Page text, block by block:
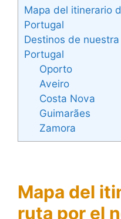
Mapa del itinerario
Portugal
Destinos de
Portugal
Oporto
Aveiro
Costa Nova
Guimarães
Zamora
Mapa del
ruta por el